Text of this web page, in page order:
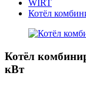
WIRT
Котёл
Котёл
кВт